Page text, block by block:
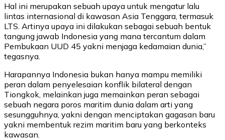
Hal ini merupakan sebuah upaya untuk mengatur lalu
lintas internasional di kawasan Asia Tenggara, termasuk
LTS. Artinya upaya ini dilakukan sebagai sebuah bentuk
tangung jawab Indonesia yang mana tercantum dalam
Pembukaan UUD 45 yakni menjaga kedamaian dunia,”
tegasnya.
Harapannya Indonesia bukan hanya mampu memiliki
peran dalam penyelesaian konflik bilateral dengan
Tiongkok, melainkan juga memainkan peran sebagai
sebuah negara poros maritim dunia dalam arti yang
sesungguhnya, yakni dengan menciptakan gagasan baru
yakni membentuk rezim maritim baru yang berkonteks
kawasan.